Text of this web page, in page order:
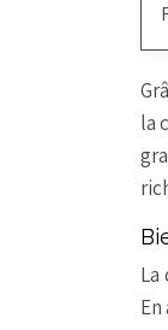
la